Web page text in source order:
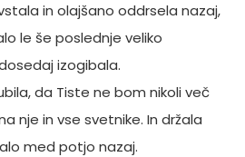
in olajšano oddrsela nazaj,
le še poslednje veliko
izogibala.
da Tiste ne bom nikoli več
nje in vse svetnike. In držala
med potjo nazaj.